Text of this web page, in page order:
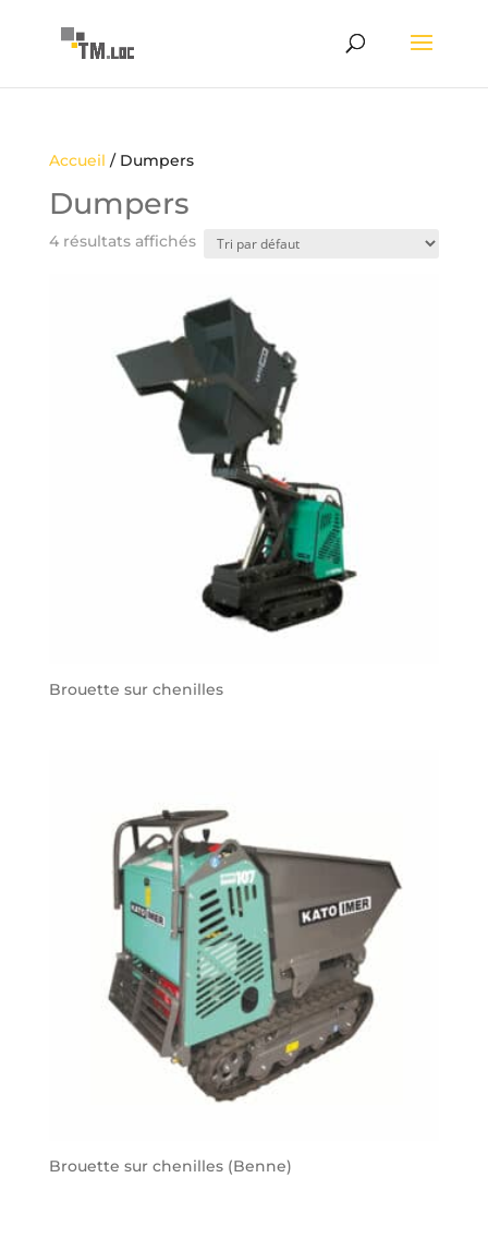
Accueil / Dumpers
Dumpers
4 résultats affichés
Brouette sur chenilles
Brouette sur chenilles (Benne)